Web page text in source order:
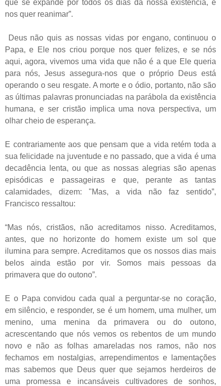
que se expande por todos os dias da nossa existência, e
nos quer reanimar”.
Deus não quis as nossas vidas por engano, continuou o
Papa, e Ele nos criou porque nos quer felizes, e se nós
aqui, agora, vivemos uma vida que não é a que Ele queria
para nós, Jesus assegura-nos que o próprio Deus está
operando o seu resgate. A morte e o ódio, portanto, não são
as últimas palavras pronunciadas na parábola da existência
humana, e ser cristão implica uma nova perspectiva, um
olhar cheio de esperança.
E contrariamente aos que pensam que a vida retém toda a
sua felicidade na juventude e no passado, que a vida é uma
decadência lenta, ou que as nossas alegrias são apenas
episódicas e passageiras e que, perante as tantas
calamidades, dizem: "Mas, a vida não faz sentido”,
Francisco ressaltou:
“Mas nós, cristãos, não acreditamos nisso. Acreditamos,
antes, que no horizonte do homem existe um sol que
ilumina para sempre. Acreditamos que os nossos dias mais
belos ainda estão por vir. Somos mais pessoas da
primavera que do outono”.
E o Papa convidou cada qual a perguntar-se no coração,
em silêncio, e responder, se é um homem, uma mulher, um
menino, uma menina da primavera ou do outono,
acrescentando que nós vemos os rebentos de um mundo
novo e não as folhas amareladas nos ramos, não nos
fechamos em nostalgias, arrependimentos e lamentações
mas sabemos que Deus quer que sejamos herdeiros de
uma promessa e incansáveis ​​cultivadores de sonhos,